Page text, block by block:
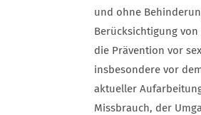
und ohne
Berücksichtigung
die Prävention vor
insbesondere vor
aktueller
Missbrauch, der